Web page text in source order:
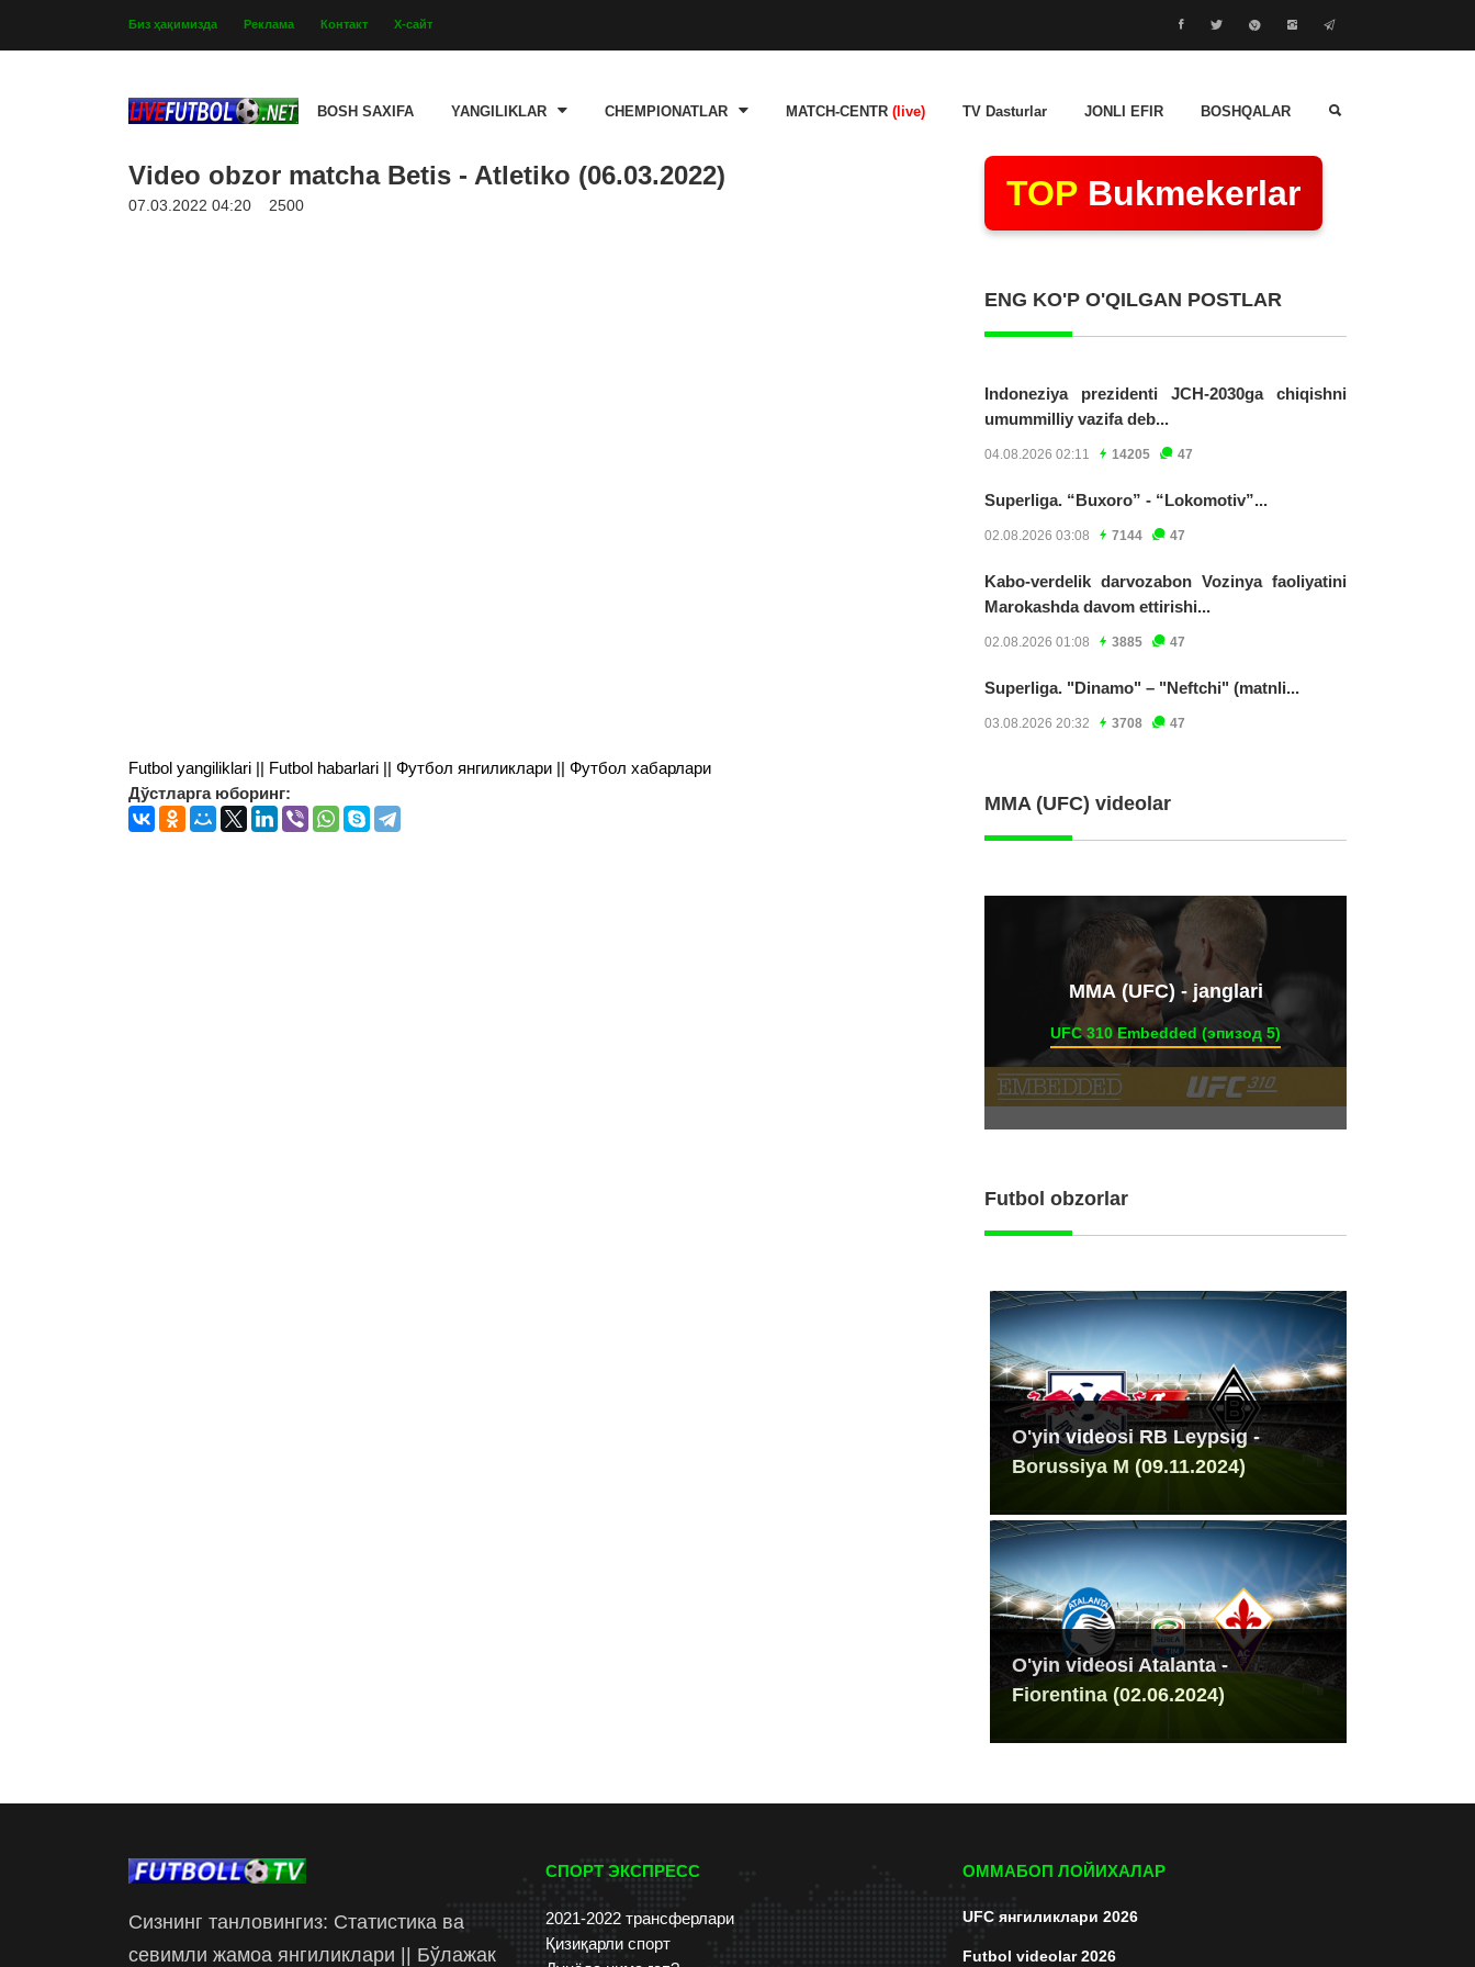
Биз ҳақимизда Реклама Контакт Х-сайт
BOSH SAXIFA YANGILIKLAR CHEMPIONATLAR MATCH-CENTR (live) TV Dasturlar JONLI EFIR BOSHQALAR
Video obzor matcha Betis - Atletiko (06.03.2022)
07.03.2022 04:20 2500
Futbol yangiliklari || Futbol habarlari || Футбол янгиликлари || Футбол хабарлари
Дўстларга юборинг:
TOP Bukmekerlar
ENG KO'P O'QILGAN POSTLAR
Indoneziya prezidenti JCH-2030ga chiqishni
umummilliy vazifa deb...
04.08.2026 02:11 14205 47
Superliga. “Buxoro” - “Lokomotiv”...
02.08.2026 03:08 7144 47
Kabo-verdelik darvozabon Vozinya faoliyatini
Marokashda davom ettirishi...
02.08.2026 01:08 3885 47
Superliga. "Dinamo" – "Neftchi" (matnli...
03.08.2026 20:32 3708 47
MMA (UFC) videolar
ММА (UFC) - janglari
UFC 310 Embedded (эпизод 5)
Futbol obzorlar
O'yin videosi RB Leypsig -
Borussiya M (09.11.2024)
O'yin videosi Atalanta -
Fiorentina (02.06.2024)
Сизнинг танловингиз: Статистика ва
севимли жамоа янгиликлари || Бўлажак
СПОРТ ЭКСПРЕСС
2021-2022 трансферлари
Қизиқарли спорт
ОММАБОП ЛОЙИХАЛАР
UFC янгиликлари 2026
Futbol videolar 2026